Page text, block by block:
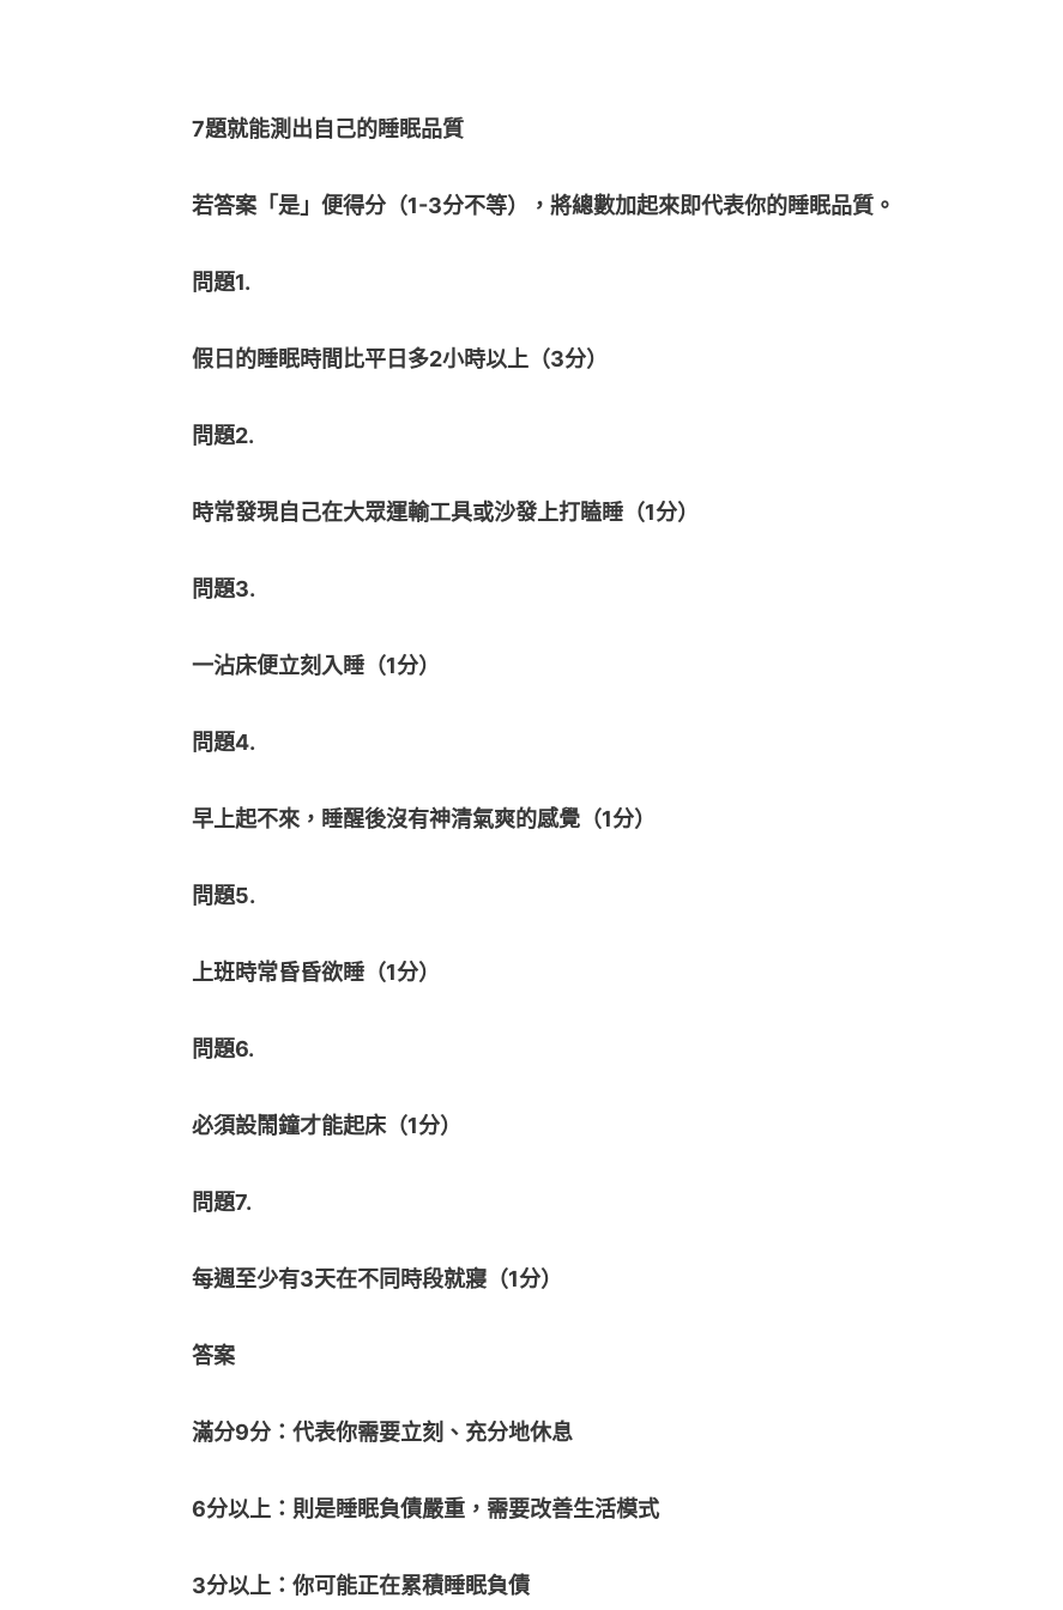
7題就能測出自己的睡眠品質
若答案「是」便得分（1-3分不等），將總數加起來即代表你的睡眠品質。
問題1.
假日的睡眠時間比平日多2小時以上（3分）
問題2.
時常發現自己在大眾運輸工具或沙發上打瞌睡（1分）
問題3.
一沾床便立刻入睡（1分）
問題4.
早上起不來，睡醒後沒有神清氣爽的感覺（1分）
問題5.
上班時常昏昏欲睡（1分）
問題6.
必須設鬧鐘才能起床（1分）
問題7.
每週至少有3天在不同時段就寢（1分）
答案
滿分9分：代表你需要立刻、充分地休息
6分以上：則是睡眠負債嚴重，需要改善生活模式
3分以上：你可能正在累積睡眠負債